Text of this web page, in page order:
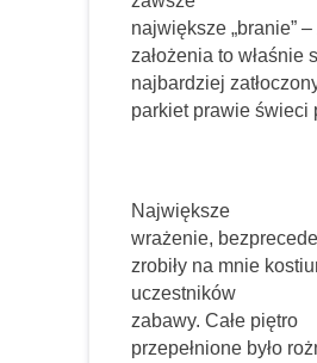
największe „branie” –
założenia to właśnie
najbardziej
parkiet prawie świeci
Największe
wrażenie,
zrobiły na mnie
uczestników
zabawy. Całe piętro
przepełnione było